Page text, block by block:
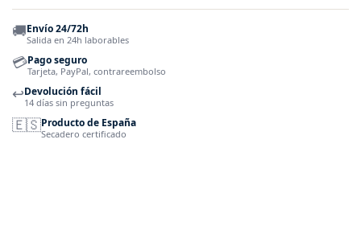
🚚Envío 24/72h
Salida en 24h laborables
💳Pago seguro
Tarjeta, PayPal, contrareembolso
↩️Devolución fácil
14 días sin preguntas
🇪🇸Producto de España
Secadero certificado